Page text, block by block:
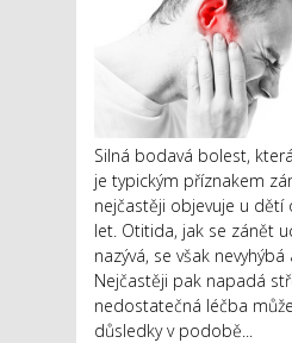
Silná bodavá bolest,
je typickým příznakem
nejčastěji objevuje u
let. Otitida, jak se zánět
nazývá, se však
Nejčastěji pak napadá
nedostatečná léčba
důsledky v podobě...